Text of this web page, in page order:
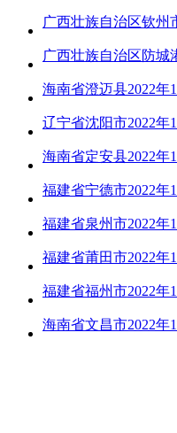
海南省澄迈县2022年
辽宁省沈阳市2022年
海南省定安县2022年
福建省宁德市2022年
福建省泉州市2022年
福建省莆田市2022年
福建省福州市2022年
海南省文昌市2022年